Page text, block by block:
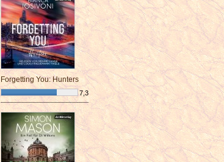
Forgetting You: Hunters
7,3
¯¯¯¯¯¯¯¯¯¯¯¯¯¯¯¯¯¯¯¯¯¯¯¯